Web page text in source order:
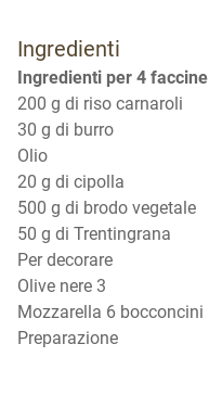
Ingredienti
Ingredienti per 4 faccine
200 g di riso carnaroli
30 g di burro
Olio
20 g di cipolla
500 g di brodo vegetale
50 g di Trentingrana
Per decorare
Olive nere 3
Mozzarella 6 bocconcini
Preparazione